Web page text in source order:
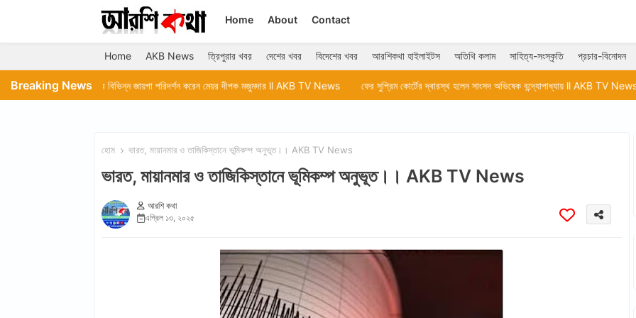
Home About Contact
Home AKB News ত্রিপুরার খবর দেশের খবর বিদেশের খবর আরশিকথা হাইলাইটস অতিথি কলাম সাহিত্য-সংস্কৃতি প্রচার-বিনোদন
Breaking News
বিভিন্ন জায়গা পরিদর্শন করেন মেয়র দীপক মজুমদার ll AKB TV News ফের সুপ্রিম কোর্টের দ্বারস্থ হলেন সাংসদ অভিষেক বন্দ্যোপাধ্যায় ll AKB TV News এসসি-এসটি
হোম ভারত, মায়ানমার ও তাজিকিস্তানে ভূমিকম্প অনুভূত।। AKB TV News
ভারত, মায়ানমার ও তাজিকিস্তানে ভূমিকম্প অনুভূত।। AKB TV News
আরশি কথা
এপ্রিল ১৩, ২০২৫